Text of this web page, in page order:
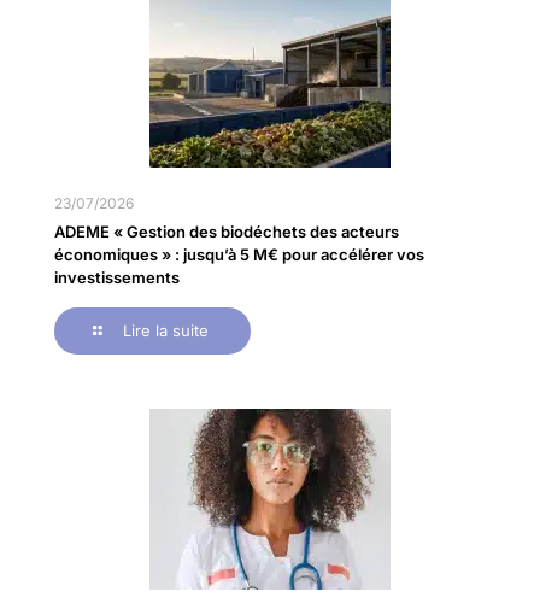
23/07/2026
ADEME « Gestion des biodéchets des acteurs
économiques » : jusqu’à 5 M€ pour accélérer vos
investissements
Lire la suite